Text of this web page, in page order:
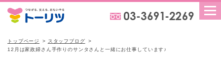
トップページ
スタッフブログ
12月は家政婦さん手作りのサンタさんと一緒にお仕事しています♪